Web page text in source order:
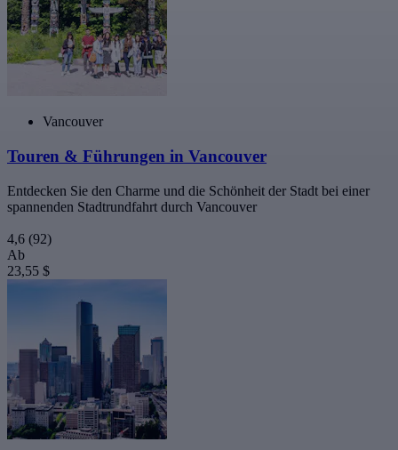
Vancouver
Touren & Führungen in Vancouver
Entdecken Sie den Charme und die Schönheit der Stadt bei einer
spannenden Stadtrundfahrt durch Vancouver
4,6 (92)
Ab
23,55 $